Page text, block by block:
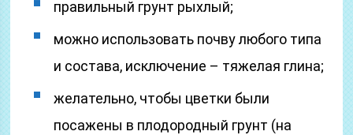
правильный грунт рыхлый;
можно использовать почву любого типа
и состава, исключение – тяжелая глина;
желательно, чтобы цветки были
посажены в плодородный грунт (на